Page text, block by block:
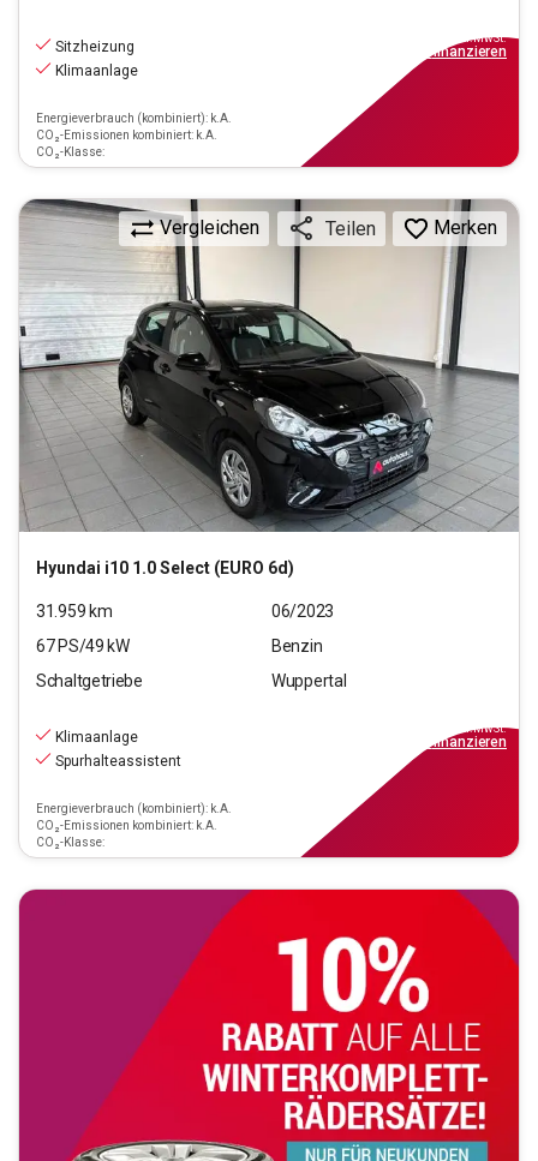
Sitzheizung
Klimaanlage
Energieverbrauch (kombiniert): k.A.
CO₂-Emissionen kombiniert: k.A.
CO₂-Klasse:
inkl.MwSt.
finanzieren
Hyundai i10 1.0 Select (EURO 6d)
Vergleichen Teilen Merken
31.959 km
06/2023
67PS/49 kW
Benzin
Schaltgetriebe
Wuppertal
Klimaanlage
Spurhalteassistent
Energieverbrauch (kombiniert): k.A.
CO₂-Emissionen kombiniert: k.A.
CO₂-Klasse:
inkl.MwSt.
finanzieren